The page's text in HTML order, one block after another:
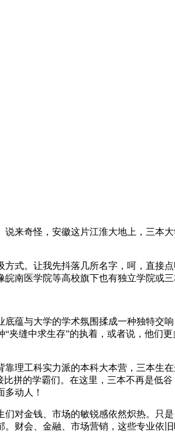
来奇怪，安徽这片江淮大地上，三本
式。让我先抖落几所名字，呵，直接
南医学院等高校旗下也有独立学院或三
蕴与大学的学术氛围揉成一种独特交
缝中求生存”的执着，或者说，他们
理工科实力派的本科大本营，三本生
拼的学霸们。在这里，三本不再是低
动人！
对金钱、市场的敏锐感依然炽热。只
财会、金融、市场营销，这些专业依旧